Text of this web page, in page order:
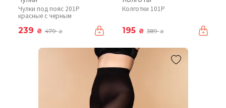
Чулки под пояс 201P
красные с черным
239 ₴ 479₴
Колготки 101P
195 ₴ 389₴